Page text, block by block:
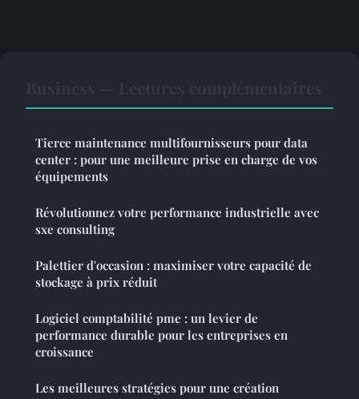
Tierce maintenance multifournisseurs pour data
center : pour une meilleure prise en charge de vos
équipements
Révolutionnez votre performance industrielle avec
sxe consulting
Palettier d'occasion : maximiser votre capacité de
stockage à prix réduit
Logiciel comptabilité pme : un levier de
performance durable pour les entreprises en
croissance
Les meilleures stratégies pour une création